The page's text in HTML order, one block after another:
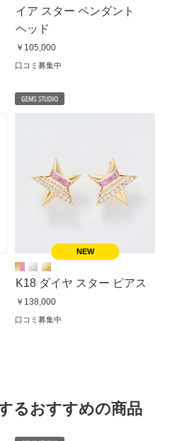
イア スター ペンダント
ヘッド
￥105,000
口コミ募集中
K18 ダイヤ スター ピアス
￥138,000
口コミ募集中
るおすすめの商品